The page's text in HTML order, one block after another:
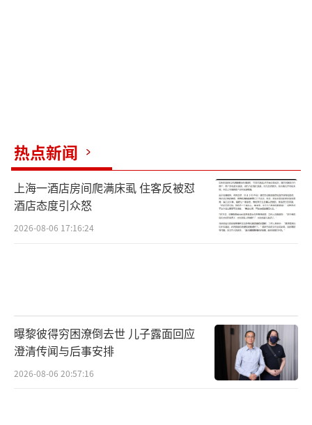
热点新闻
上海一酒店房间爬满床虱 住客反被怼
酒店态度引众怒
2026-08-06 17:16:24
曝黎彼得穷困潦倒去世 儿子露面回应
澄清传闻与后事安排
2026-08-06 20:57:16